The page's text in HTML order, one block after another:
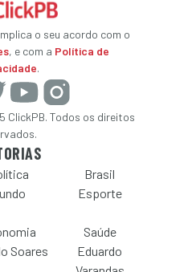
o seu acordo com o
, e com a Política de
.
Todos os direitos
Brasil
Esporte
Saúde
Soares
Eduardo